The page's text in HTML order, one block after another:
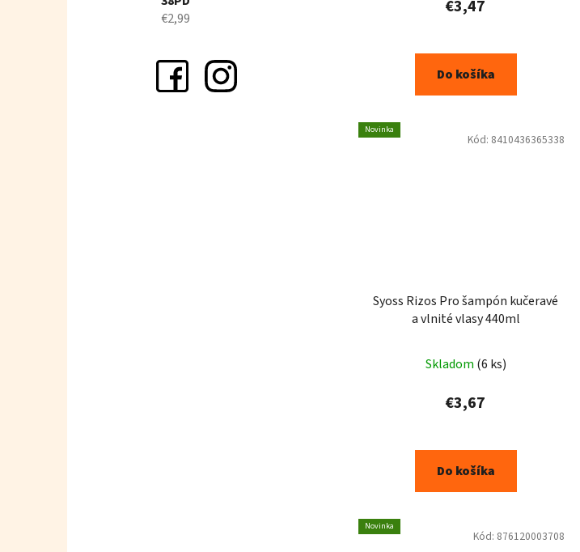
€2,99
€3,47
Do košíka
Novinka
Syoss Rizos Pro šampón kučeravé
a vlnité vlasy 440ml
Skladom (6 ks)
€3,67
Do košíka
Kód: 8410436365338
Novinka
Kód: 876120003708